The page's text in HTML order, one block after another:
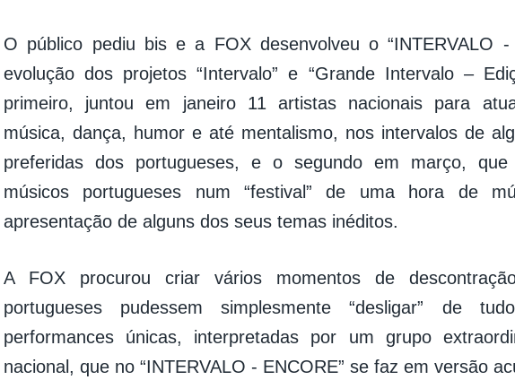
O público pediu bis e a FOX desenvolveu o “INTERVALO -
evolução dos projetos “Intervalo” e “Grande Intervalo –
primeiro, juntou em janeiro 11 artistas nacionais para
música, dança, humor e até mentalismo, nos intervalos de
preferidas dos portugueses, e o segundo em março,
músicos portugueses num “festival” de uma hora de
apresentação de alguns dos seus temas inéditos.
A FOX procurou criar vários momentos de
portugueses pudessem simplesmente “desligar” de
performances únicas, interpretadas por um grupo
nacional, que no “INTERVALO - ENCORE” se faz em versão